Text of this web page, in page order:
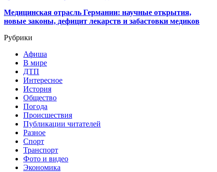
Медицинская отрасль Германии: научные открытия,
новые законы, дефицит лекарств и забастовки медиков
Рубрики
Афиша
В мире
ДТП
Интересное
История
Общество
Погода
Происшествия
Публикации читателей
Разное
Спорт
Транспорт
Фото и видео
Экономика